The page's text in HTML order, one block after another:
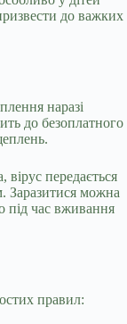
до важких
наразі
до безоплатного
передається
Заразитися можна
під час вживання
правил: